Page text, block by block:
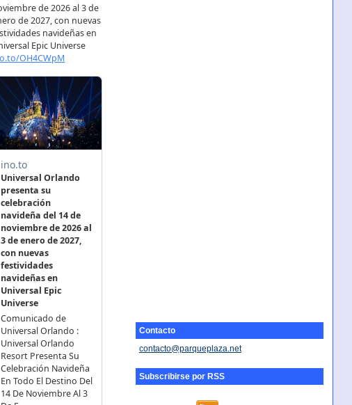
Contacto
contacto@parqueplaza.net
Subscribirse por RSS